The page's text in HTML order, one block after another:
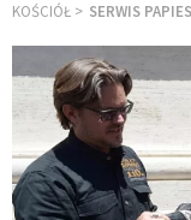
KOŚCIÓŁ SERWIS